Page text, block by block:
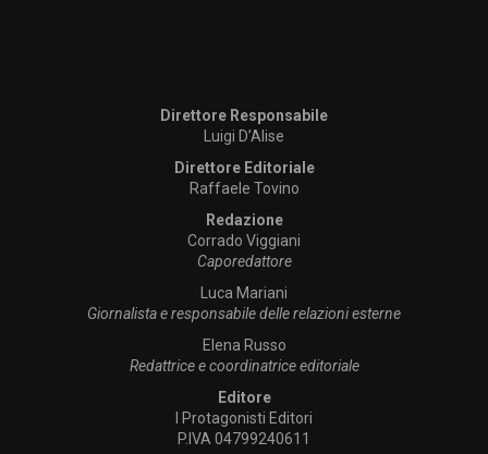
Direttore Responsabile
Luigi D’Alise
Direttore Editoriale
Raffaele Tovino
Redazione
Corrado Viggiani
Caporedattore
Luca Mariani
Giornalista e responsabile delle relazioni esterne
Elena Russo
Redattrice e coordinatrice editoriale
Editore
I Protagonisti Editori
P.IVA 04799240611